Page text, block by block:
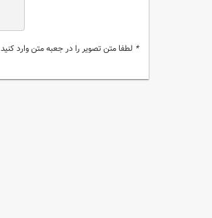
* لطفا متن تصویر را در جعبه متن وارد کنید